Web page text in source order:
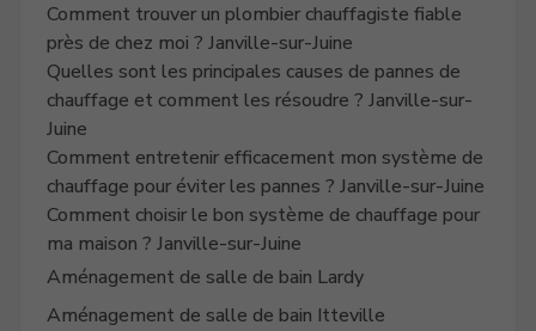
Comment trouver un plombier chauffagiste fiable
près de chez moi ? Janville-sur-Juine
Quelles sont les principales causes de pannes de
chauffage et comment les résoudre ? Janville-sur-
Juine
Comment entretenir efficacement mon système de
chauffage pour éviter les pannes ? Janville-sur-Juine
Comment choisir le bon système de chauffage pour
ma maison ? Janville-sur-Juine
Aménagement de salle de bain Lardy
Aménagement de salle de bain Itteville